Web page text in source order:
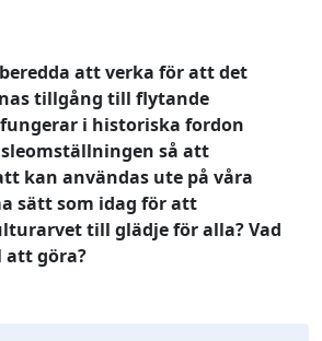
att verka för att det
tillgång till flytande
i historiska fordon
så att
kan användas ute på våra
sätt som idag för att
till glädje för alla? Vad
att göra?